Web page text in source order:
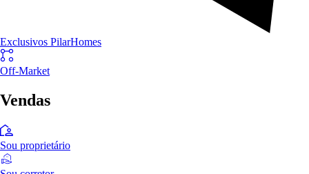
Exclusivos PilarHomes
Off-Market
Vendas
Sou proprietário